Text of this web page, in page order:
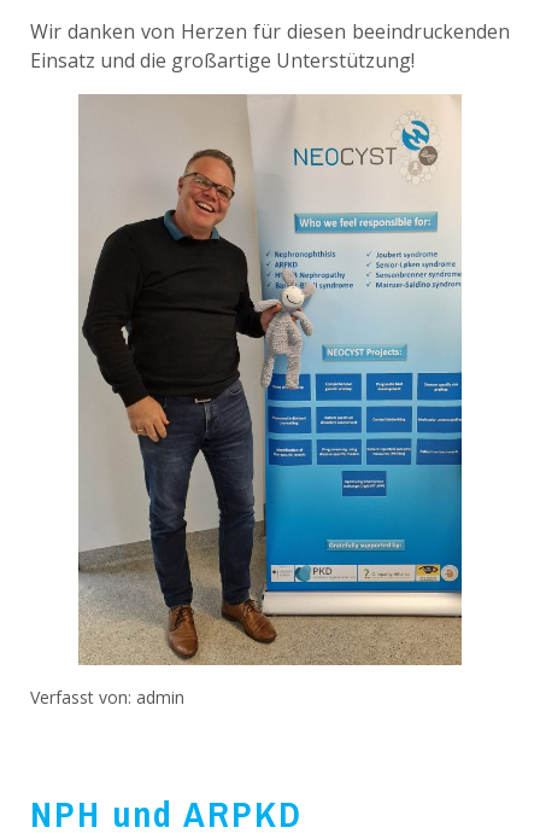
Wir danken von Herzen für diesen beeindruckenden
Einsatz und die großartige Unterstützung!
Verfasst von: admin
NPH und ARPKD